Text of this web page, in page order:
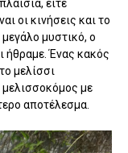
είτε
οι κινήσεις και το
μυστικό, ο
ήθραμε. Ένας κακός
μελίσσι
με
αποτέλεσμα.